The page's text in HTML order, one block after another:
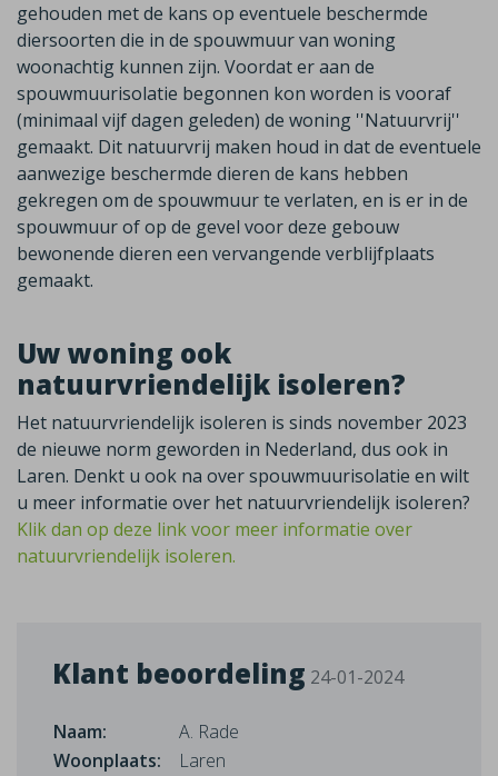
gehouden met de kans op eventuele beschermde
diersoorten die in de spouwmuur van woning
woonachtig kunnen zijn. Voordat er aan de
spouwmuurisolatie begonnen kon worden is vooraf
(minimaal vijf dagen geleden) de woning ''Natuurvrij''
gemaakt. Dit natuurvrij maken houd in dat de eventuele
aanwezige beschermde dieren de kans hebben
gekregen om de spouwmuur te verlaten, en is er in de
spouwmuur of op de gevel voor deze gebouw
bewonende dieren een vervangende verblijfplaats
gemaakt.
Uw woning ook
natuurvriendelijk isoleren?
Het natuurvriendelijk isoleren is sinds november 2023
de nieuwe norm geworden in Nederland, dus ook in
Laren. Denkt u ook na over spouwmuurisolatie en wilt
u meer informatie over het natuurvriendelijk isoleren?
Klik dan op deze link voor meer informatie over
natuurvriendelijk isoleren.
Klant beoordeling 24-01-2024
Naam:
A. Rade
Woonplaats:
Laren